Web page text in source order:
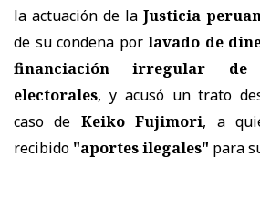
la actuación de la Justicia
de su condena porlavado de
financiación irregular de
electorales, y acusó un trato
caso de Keiko Fujimori, a
recibido "aportes ilegales" para